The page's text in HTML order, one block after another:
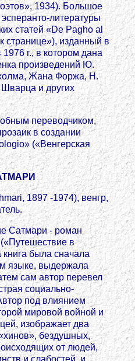
1934). Большое
литературы
статей «De Pagho al
странице»), изданный в
г., в котором дана
произведений Ю.
Жана Форжа, Н.
и других
переводчиком,
в создании
(«Венгерская
1897 -1974), венгр,
Сатмари - роман
в
была сначала
языке, выдержала
сам автор перевел
социально-
под влиянием
мировой войной и
изображает два
бездушных,
от людей,
и слабостей, и